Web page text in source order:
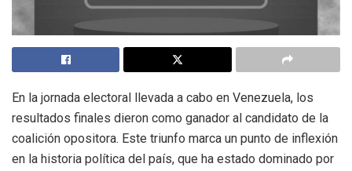
En la jornada electoral llevada a cabo en Venezuela, los
resultados finales dieron como ganador al candidato de la
coalición opositora. Este triunfo marca un punto de inflexión
en la historia política del país, que ha estado dominado por